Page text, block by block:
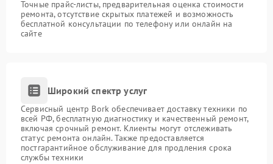
Точные прайс-листы, предварительная оценка стоимости
ремонта, отсутствие скрытых платежей и возможность
бесплатной консультации по телефону или онлайн на
сайте
Широкий спектр услуг
Сервисный центр Bork обеспечивает доставку техники по
всей РФ, бесплатную диагностику и качественный ремонт,
включая срочный ремонт. Клиенты могут отслеживать
статус ремонта онлайн. Также предоставляется
постгарантийное обслуживание для продления срока
службы техники